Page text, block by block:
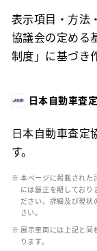
表示項目・方法
協議会の定める
制度」に基づき
日本自動車査
日本自動車査定
す。
※ 本ページに掲載された
には厳正を期しており
ださい。詳細及び現状
さい。
※ 展示車両には上記と同
ります。